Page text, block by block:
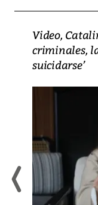
Video,
criminales,
suicidarse’